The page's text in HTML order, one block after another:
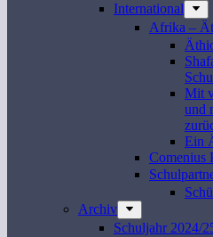
International
Afrika –
Mit
und
Ein
Comenius
Archiv
Schuljahr 2024/